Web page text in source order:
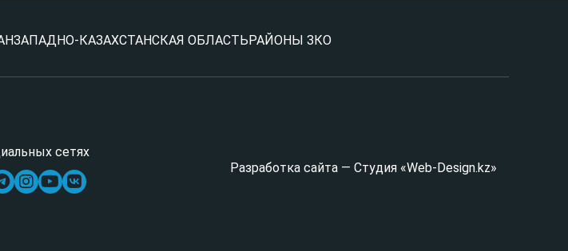
ЗАПАДНО-КАЗАХСТАНСКАЯ ОБЛАСТЬ РАЙОНЫ ЗКО
сетях
Разработка сайта — Студия «Web-Design.kz»